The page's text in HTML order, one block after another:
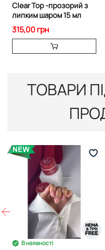
Clear Top -прозорий з
липким шаром 15 мл
315,00 грн
ТОВАРИ
В наявності